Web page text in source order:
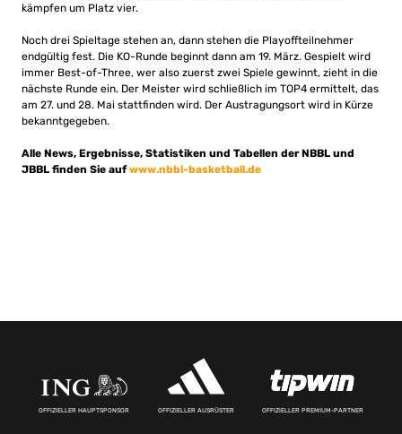
kämpfen um Platz vier.
Noch drei Spieltage stehen an, dann stehen die Playoffteilnehmer
endgültig fest. Die KO-Runde beginnt dann am 19. März. Gespielt wird
immer Best-of-Three, wer also zuerst zwei Spiele gewinnt, zieht in die
nächste Runde ein. Der Meister wird schließlich im TOP4 ermittelt, das
am 27. und 28. Mai stattfinden wird. Der Austragungsort wird in Kürze
bekanntgegeben.
Alle News, Ergebnisse, Statistiken und Tabellen der NBBL und
JBBL finden Sie aufwww.nbbl-basketball.de
OFFIZIELLER HAUPTSPONSOR OFFIZIELLER AUSRÜSTER OFFIZIELLER PREMIUM-PARTNER